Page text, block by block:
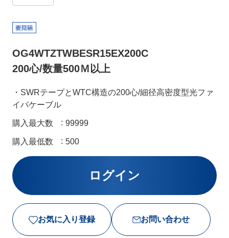
OG4WTZTWBESR15EX200C
200心/数量500Ｍ以上
・SWRテープとWTC構造の200心/細径高密度型光ファ
イバケーブル
購入最大数 99999
購入最低数 500
お気に入り登録 お問い合わせ